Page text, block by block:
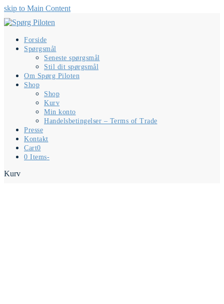
skip to Main Content
Forside
Spørgsmål
Seneste spørgsmål
Stil dit spørgsmål
Om Spørg Piloten
Shop
Shop
Kurv
Min konto
Handelsbetingelser – Terms of Trade
Presse
Kontakt
Cart0
0 Items-
Kurv